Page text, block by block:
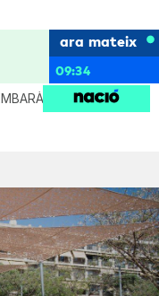
ara mateix
09:34
CRIANÇA